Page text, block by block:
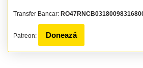
Transfer Bancar:
Patreon: Donează